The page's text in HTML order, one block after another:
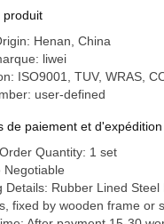
produit
Henan, China
liwei
ISO9001, TUV, WRAS,
user-defined
de paiement et d'expédition
Quantity: 1 set
Negotiable
Details: Rubber Lined
fixed by wooden frame or